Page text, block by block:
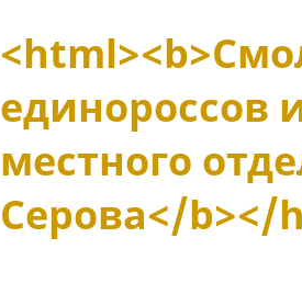
единороссов
местного
Серова</b></